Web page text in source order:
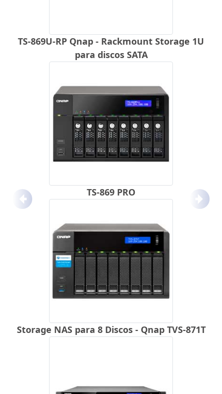
TS-869U-RP Qnap - Rackmount Storage 1U
para discos SATA
TS-869 PRO
Storage NAS para 8 Discos - Qnap TVS-871T
Anterior